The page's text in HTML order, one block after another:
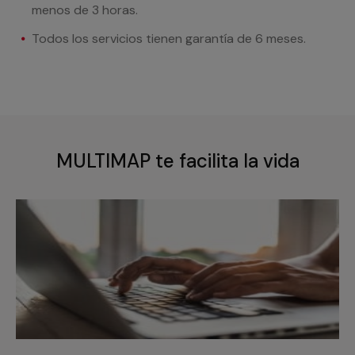
menos de 3 horas.
Todos los servicios tienen garantía de 6 meses.
MULTIMAP te facilita la vida